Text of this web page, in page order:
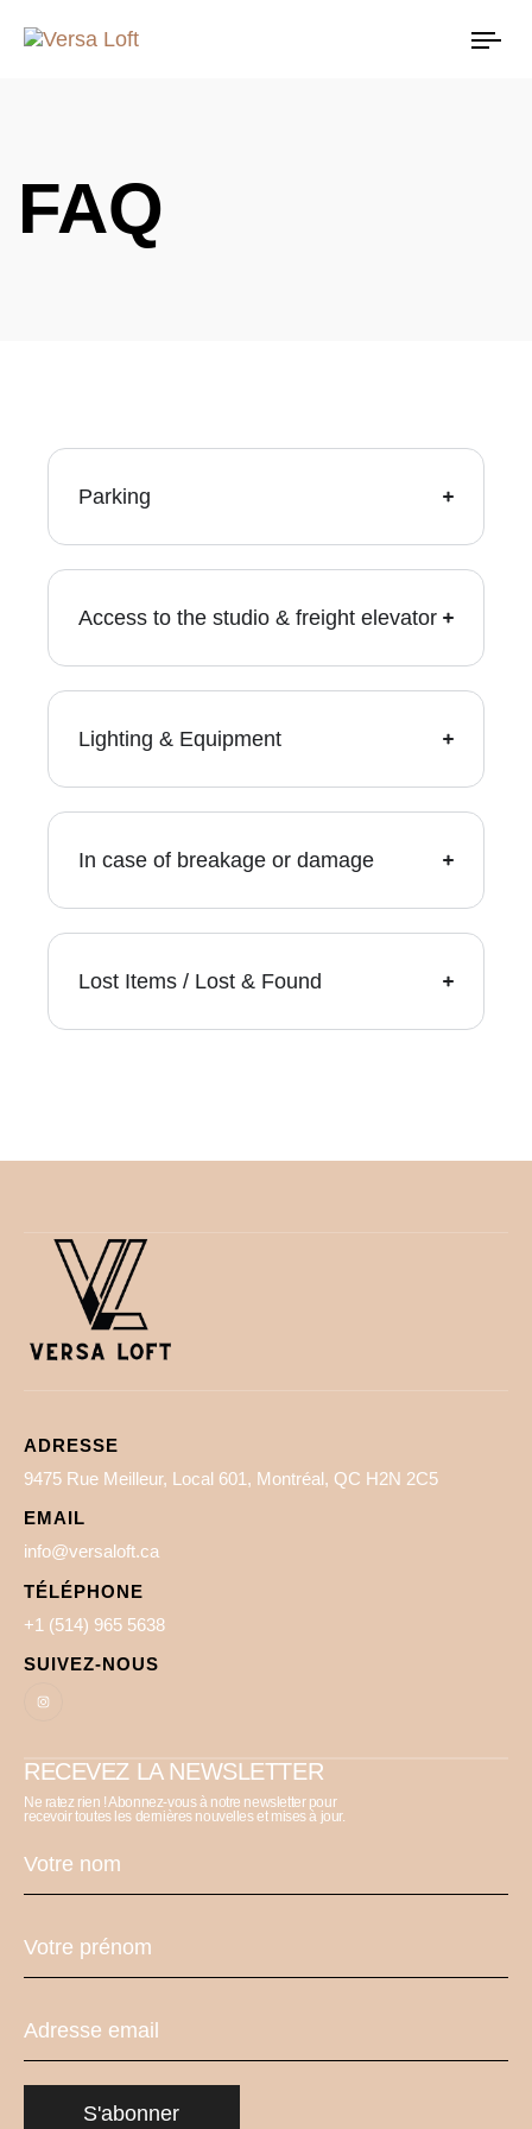
FAQ
Parking
Access to the studio & freight elevator
Lighting & Equipment
In case of breakage or damage
Lost Items / Lost & Found
ADRESSE
9475 Rue Meilleur, Local 601, Montréal, QC H2N 2C5
EMAIL
info@versaloft.ca
TÉLÉPHONE
+1 (514) 965 5638
SUIVEZ-NOUS
RECEVEZ LA NEWSLETTER
Ne ratez rien ! Abonnez-vous à notre newsletter pour
recevoir toutes les dernières nouvelles et mises à jour.